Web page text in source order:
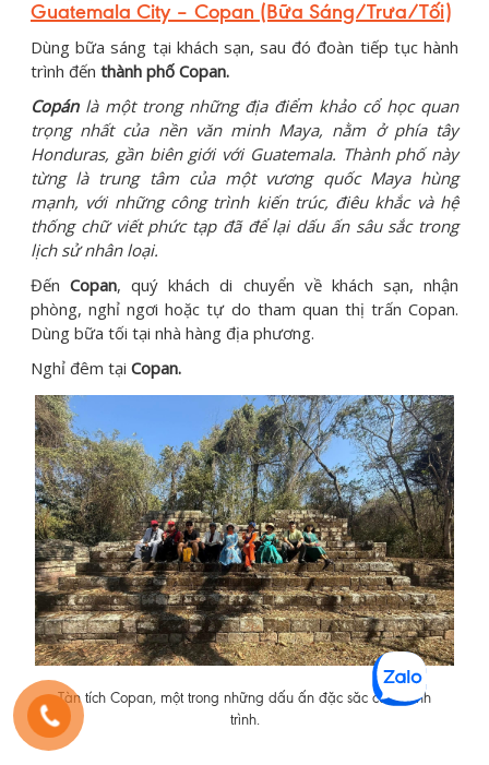
Guatemala City – Copan (Bữa Sáng/Trưa/Tối)
Dùng bữa sáng tại khách sạn, sau đó đoàn tiếp tục hành
trình đến thành phố Copan.
Copánlà một trong những địa điểm khảo cổ học quan
trọng nhất của nền văn minh Maya, nằm ở phía tây
Honduras, gần biên giới với Guatemala. Thành phố này
từng là trung tâm của một vương quốc Maya hùng
mạnh, với những công trình kiến trúc, điêu khắc và hệ
thống chữ viết phức tạp đã để lại dấu ấn sâu sắc trong
lịch sử nhân loại.
ĐếnCopan, quý khách di chuyển về khách sạn, nhận
phòng, nghỉ ngơi hoặc tự do tham quan thị trấn Copan.
Dùng bữa tối tại nhà hàng địa phương.
Nghỉ đêm tại Copan.
Tàn tích Copan, một trong những dấu ấn đặc săc của hành
trình.